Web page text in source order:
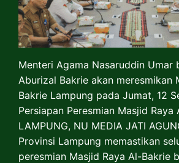
Menteri Agama Nasaruddin Umar
Aburizal Bakrie akan meresmikan
Bakrie Lampung pada Jumat, 12
Persiapan Peresmian Masjid Raya
LAMPUNG, NU MEDIA JATI
Provinsi Lampung memastikan
peresmian Masjid Raya Al-Bakrie